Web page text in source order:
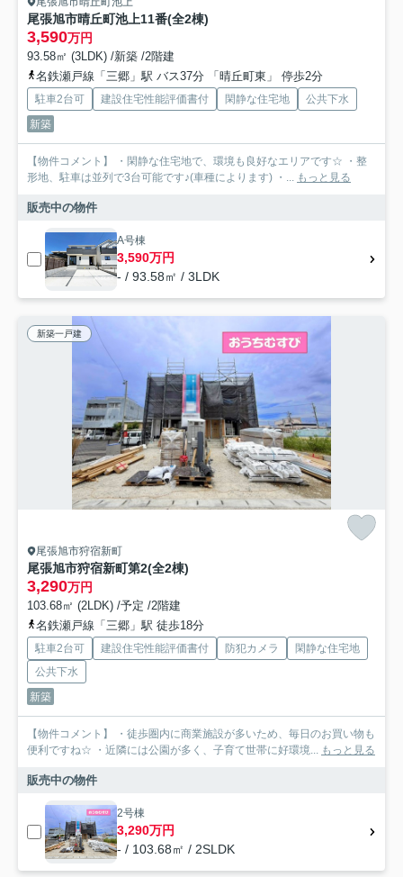
尾張旭市晴丘町池上11番(全2棟)
3,590万円
93.58㎡ (3LDK) /新築 /2階建
名鉄瀬戸線「三郷」駅 バス37分 「晴丘町東」 停歩2分
駐車2台可 建設住宅性能評価書付 閑静な住宅地
公共下水
新築
【物件コメント】 ・閑静な住宅地で、環境も良好なエリアです☆ ・整
形地、駐車は並列で3台可能です♪(車種によります) ・... もっと見る
販売中の物件
A号棟
3,590万円
- / 93.58㎡ / 3LDK
新築一戸建
尾張旭市狩宿新町
尾張旭市狩宿新町第2(全2棟)
3,290万円
103.68㎡ (2LDK) /予定 /2階建
名鉄瀬戸線「三郷」駅 徒歩18分
駐車2台可 建設住宅性能評価書付 防犯カメラ
閑静な住宅地
公共下水
新築
【物件コメント】 ・徒歩圏内に商業施設が多いため、毎日のお買い物も
便利ですね☆ ・近隣には公園が多く、子育て世帯に好環境... もっと見る
販売中の物件
2号棟
3,290万円
- / 103.68㎡ / 2SLDK